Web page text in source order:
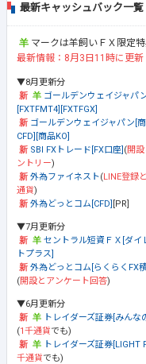
最新キャッシュバック一覧
マークは羊飼いＦＸ限定
最新情報：8月3日11時に更新
▼8月更新分
ゴールデンウェイジャパ
[FXTFMT4][FXTFGX]
ゴールデンウェイジャパン[
CFD][商品KO]
SBI FXトレード[FX口座] (開
ントリー)
外為ファイネスト(LINE登録
通貨)
外為どっとコム[CFD] [PR]
▼7月更新分
セントラル短資ＦＸ[ダイ
トプラス]
外為どっとコム[らくらくFX
(開設とアンケート回答)
▼6月更新分
トレイダーズ証券[みんな
(1千通貨でも)
トレイダーズ証券[LIGHT
千通貨でも)